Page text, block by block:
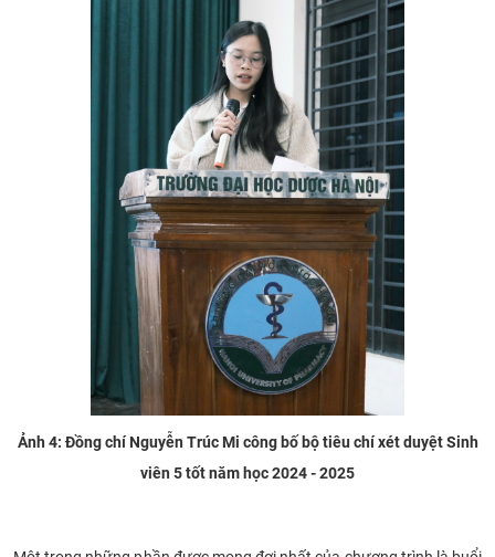
Ảnh 4: Đồng chí Nguyễn Trúc Mi công bố bộ tiêu chí xét duyệt Sinh
viên 5 tốt năm học 2024 - 2025